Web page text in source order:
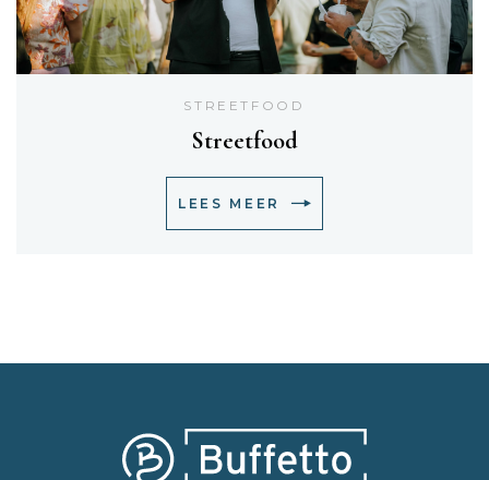
STREETFOOD
Streetfood
LEES MEER